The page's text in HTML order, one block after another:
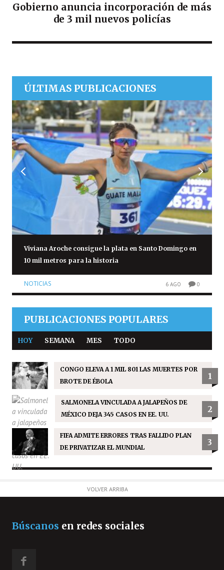
Gobierno anuncia incorporación de más
de 3 mil nuevos policías
ÚLTIMAS PUBLICACIONES
Viviana Aroche consigue la plata en Santo Domingo en
10 mil metros para la historia
NOTICIAS 6 AGO 0
PUBLICACIONES POPULARES
HOY SEMANA MES TODO
CONGO ELEVA A 1 MIL 801 LAS MUERTES POR
BROTE DE ÉBOLA
1
SALMONELA VINCULADA A JALAPEÑOS DE
MÉXICO DEJA 345 CASOS EN EE. UU.
2
FIFA ADMITE ERRORES TRAS FALLIDO PLAN
DE PRIVATIZAR EL MUNDIAL
3
VOLVER ARRIBA
Búscanos en redes sociales